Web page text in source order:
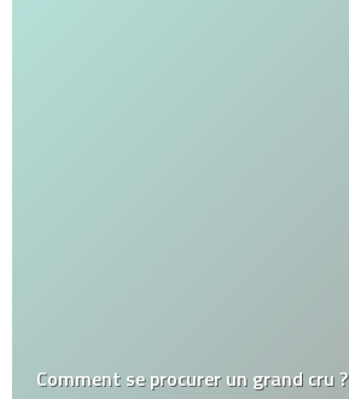
Comment se procurer un grand cru ?